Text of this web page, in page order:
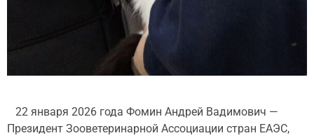
22 января 2026 года Фомин Андрей Вадимович —
Президент Зооветеринарной Ассоциации стран ЕАЭС,